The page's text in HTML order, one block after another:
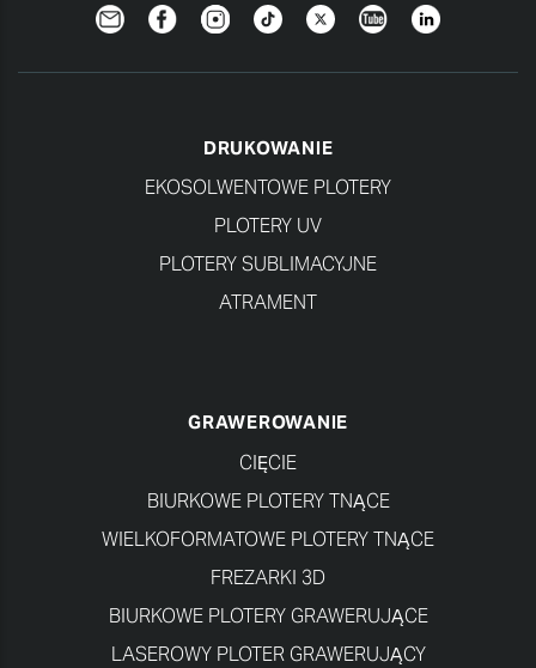
NewsletterFacebookInstagramTikTokTwitterYouTubeLinkedIn
DRUKOWANIE
EKOSOLWENTOWE PLOTERY
PLOTERY UV
PLOTERY SUBLIMACYJNE
ATRAMENT
GRAWEROWANIE
CIĘCIE
BIURKOWE PLOTERY TNĄCE
WIELKOFORMATOWE PLOTERY TNĄCE
FREZARKI 3D
BIURKOWE PLOTERY GRAWERUJĄCE
LASEROWY PLOTER GRAWERUJĄCY